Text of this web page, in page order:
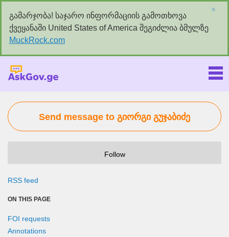
გამარჯობა! საჯარო ინფორმაციის გამოთხოვა
ქვეყანაში United States of America შეგიძლია ბმულზე
MuckRock.com
×
Send message to გიორგი გუჯაბიძე
Follow
RSS feed
ON THIS PAGE
FOI requests
Annotations